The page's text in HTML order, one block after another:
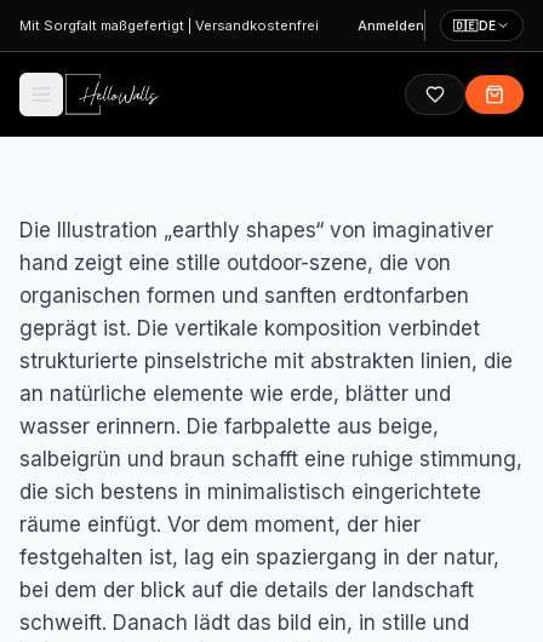
Zum Hauptinhalt springen
Mit Sorgfalt maßgefertigt Versandkostenfrei Anmelden 🇩🇪DE
Die Illustration „earthly shapes“ von imaginativer
hand zeigt eine stille outdoor-szene, die von
organischen formen und sanften erdtonfarben
geprägt ist. Die vertikale komposition verbindet
strukturierte pinselstriche mit abstrakten linien, die
an natürliche elemente wie erde, blätter und
wasser erinnern. Die farbpalette aus beige,
salbeigrün und braun schafft eine ruhige stimmung,
die sich bestens in minimalistisch eingerichtete
räume einfügt. Vor dem moment, der hier
festgehalten ist, lag ein spaziergang in der natur,
bei dem der blick auf die details der landschaft
schweift. Danach lädt das bild ein, in stille und